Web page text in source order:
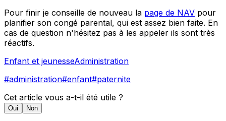
Pour finir je conseille de nouveau la page de NAV pour
planifier son congé parental, qui est assez bien faite. En
cas de question n'hésitez pas à les appeler ils sont très
réactifs.
Enfant et jeunesseAdministration
#administration#enfant#paternite
Cet article vous a-t-il été utile ?
Oui Non